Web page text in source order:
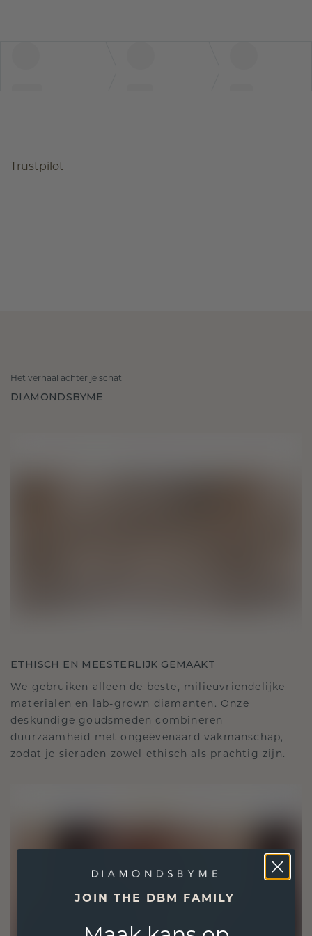
Trustpilot
Het verhaal achter je schat
DIAMONDSBYME
ETHISCH EN MEESTERLIJK GEMAAKT
We gebruiken alleen de beste, milieuvriendelijke
materialen en lab-grown diamanten. Onze
deskundige goudsmeden combineren
duurzaamheid met ongeëvenaard vakmanschap,
zodat je sieraden zowel ethisch als prachtig zijn.
JOIN THE DBM FAMILY